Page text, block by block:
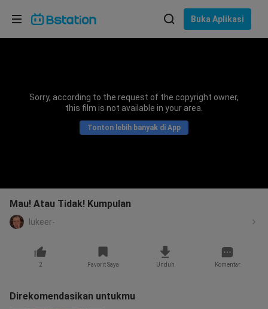
Buka Aplikasi
Sorry, according to the request of the copyright owner,
this film is not available in your area.
Tonton lebih banyak di App
Mau! Atau Tidak! Kumpulan
lukeer-
2 Favorit Saya Unduh Komentar
Direkomendasikan untukmu
Pilih bahasa
Bahasa Indonesia